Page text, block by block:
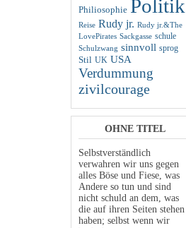
Philiosophie Politik
Reise Rudy jr. Rudy jr.&The
LovePirates Sackgasse schule
Schulzwang sinnvoll sprog
Stil UK USA
Verdummung
zivilcourage
OHNE TITEL
Selbstverständlich
verwahren wir uns gegen
alles Böse und Fiese, was
Andere so tun und sind
nicht schuld an dem, was
die auf ihren Seiten stehen
haben; selbst wenn wir